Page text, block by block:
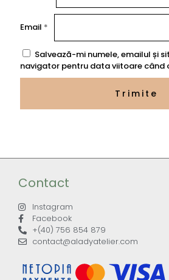
Email *
Salvează-mi numele, emailul și
navigator pentru data viitoare când
Contact
Instagram
Facebook
+(40) 756 854 879
contact@aladyatelier.com